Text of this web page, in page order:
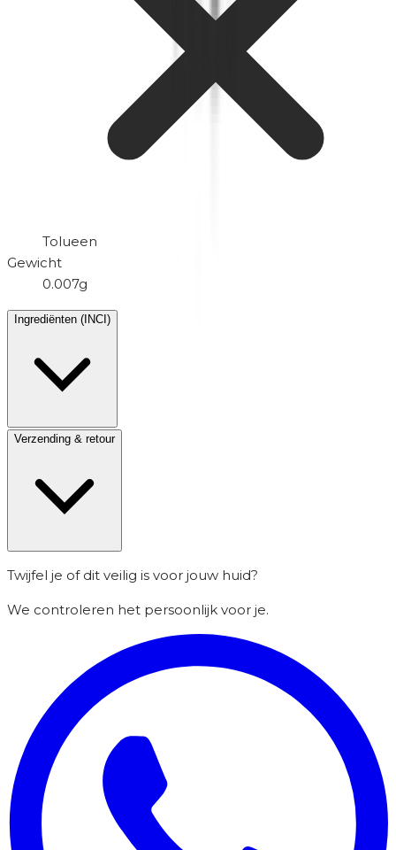
Tolueen
Gewicht
0.007g
Ingrediënten (INCI)
Verzending & retour
Twijfel je of dit veilig is voor jouw huid?
We controleren het persoonlijk voor je.